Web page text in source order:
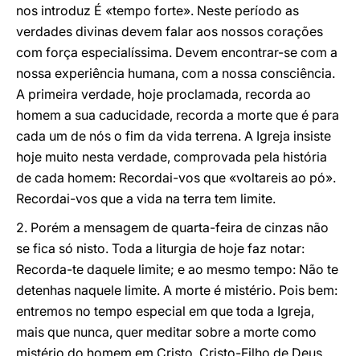
nos introduz É «tempo forte». Neste período as
verdades divinas devem falar aos nossos corações
com força especialíssima. Devem encontrar-se com a
nossa experiência humana, com a nossa consciência.
A primeira verdade, hoje proclamada, recorda ao
homem a sua caducidade, recorda a morte que é para
cada um de nós o fim da vida terrena. A Igreja insiste
hoje muito nesta verdade, comprovada pela história
de cada homem: Recordai-vos que «voltareis ao pó».
Recordai-vos que a vida na terra tem limite.
2. Porém a mensagem de quarta-feira de cinzas não
se fica só nisto. Toda a liturgia de hoje faz notar:
Recorda-te daquele limite; e ao mesmo tempo: Não te
detenhas naquele limite. A morte é mistério. Pois bem:
entremos no tempo especial em que toda a Igreja,
mais que nunca, quer meditar sobre a morte como
mistério do homem em Cristo. Cristo-Filho de Deus